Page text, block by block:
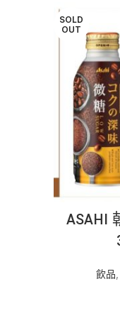
SOLD
OUT
ASAHI
飲品